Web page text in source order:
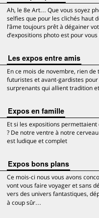
Ah, le 8e Art… Que vous soyez
selfies que pour les clichés haut
l’âme toujours prêt à dégainer
d’expositions photo est pour vous
Les expos entre amis
En ce mois de novembre, rien
futuristes et avant-gardistes
surprenants qui allient tradition
Expos en famille
Et si les expositions
? De notre ventre à notre
est ludique et complet
Expos bons plans
Ce mois-ci nous vous avons
vont vous faire voyager et sans
vers des univers fantastiques,
à coup sûr…